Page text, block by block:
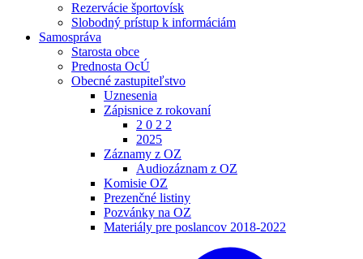
Rezervácie športovísk
Slobodný prístup k informáciám
Samospráva
Starosta obce
Prednosta OcÚ
Obecné zastupiteľstvo
Uznesenia
Zápisnice z rokovaní
2 0 2 2
2025
Záznamy z OZ
Audiozáznam z OZ
Komisie OZ
Prezenčné listiny
Pozvánky na OZ
Materiály pre poslancov 2018-2022